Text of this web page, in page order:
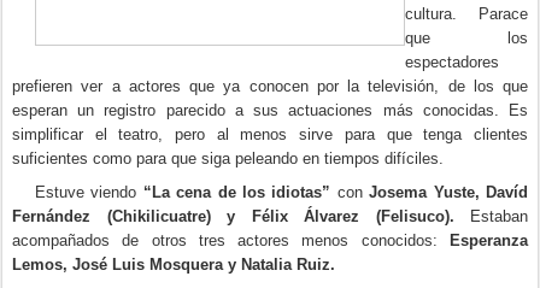
cultura. Parace
que los
espectadores
prefieren ver a actores que ya conocen por la televisión, de los que
esperan un registro parecido a sus actuaciones más conocidas. Es
simplificar el teatro, pero al menos sirve para que tenga clientes
suficientes como para que siga peleando en tiempos difíciles.
Estuve viendo “La cena de los idiotas” conJosema Yuste, Davíd
Fernández (Chikilicuatre) y Félix Álvarez (Felisuco). Estaban
acompañados de otros tres actores menos conocidos:
Esperanza
Lemos, José Luis Mosquera y Natalia Ruiz.